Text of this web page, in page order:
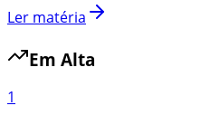
Ler matéria
Em Alta
1